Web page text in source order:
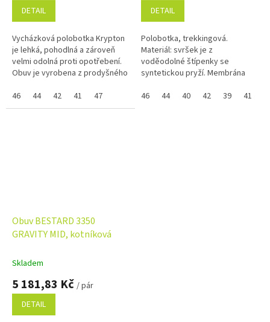
DETAIL
Vycházková polobotka Krypton
je lehká, pohodlná a zároveň
velmi odolná proti opotřebení.
Obuv je vyrobena z prodyšného
PET materiálu, který se...
46 44 42 41 47
DETAIL
Polobotka, trekkingová.
Materiál: svršek je z
voděodolné štípenky se
syntetickou pryží. Membrána
podešev Vibram® Tubava + EVA.
46 44 40 42 39 41
Obuv BESTARD 3350
GRAVITY MID, kotníková
Skladem
5 181,83 Kč / pár
DETAIL